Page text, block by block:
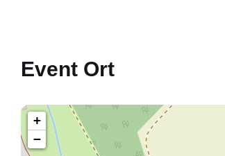
Event Ort
+
−